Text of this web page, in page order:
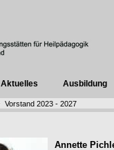
Aktuelles Ausbildung
Vorstand 2023 - 2027
Annette